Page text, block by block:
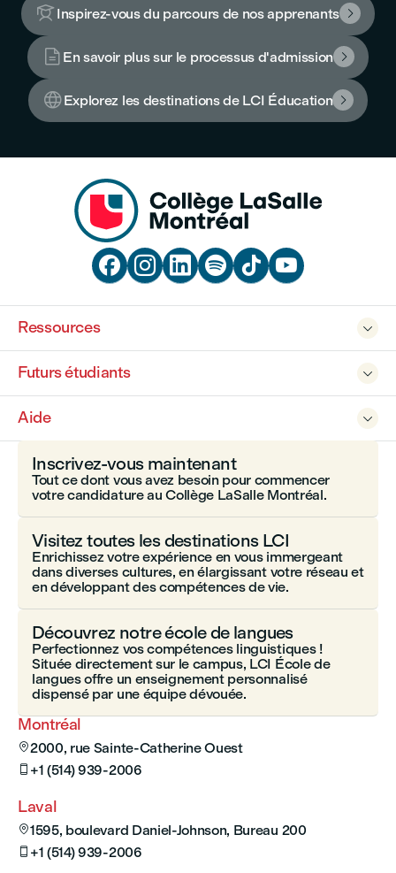
 Inspirez-vous du parcours de nos apprenants 
 En savoir plus sur le processus d'admission 
Explorez les destinations de LCI Éducation 
     

Ressources

Futurs étudiants

Aide
Montréal
2000, rue Sainte-Catherine Ouest
 +1 (514) 939-2006
Laval
1595, boulevard Daniel-Johnson, Bureau 200
 +1 (514) 939-2006
Inscrivez-vous maintenant
Tout ce dont vous avez besoin pour commencer
votre candidature au Collège LaSalle Montréal.
Visitez toutes les destinations LCI
Enrichissez votre expérience en vous immergeant
dans diverses cultures, en élargissant votre réseau et
en développant des compétences de vie.
Découvrez notre école de langues
Perfectionnez vos compétences linguistiques !
Située directement sur le campus, LCI École de
langues offre un enseignement personnalisé
dispensé par une équipe dévouée.